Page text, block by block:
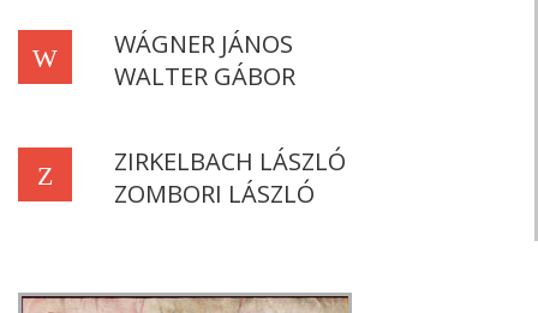
W
WÁGNER JÁNOS
WALTER GÁBOR
Z
ZIRKELBACH LÁSZLÓ
ZOMBORI LÁSZLÓ